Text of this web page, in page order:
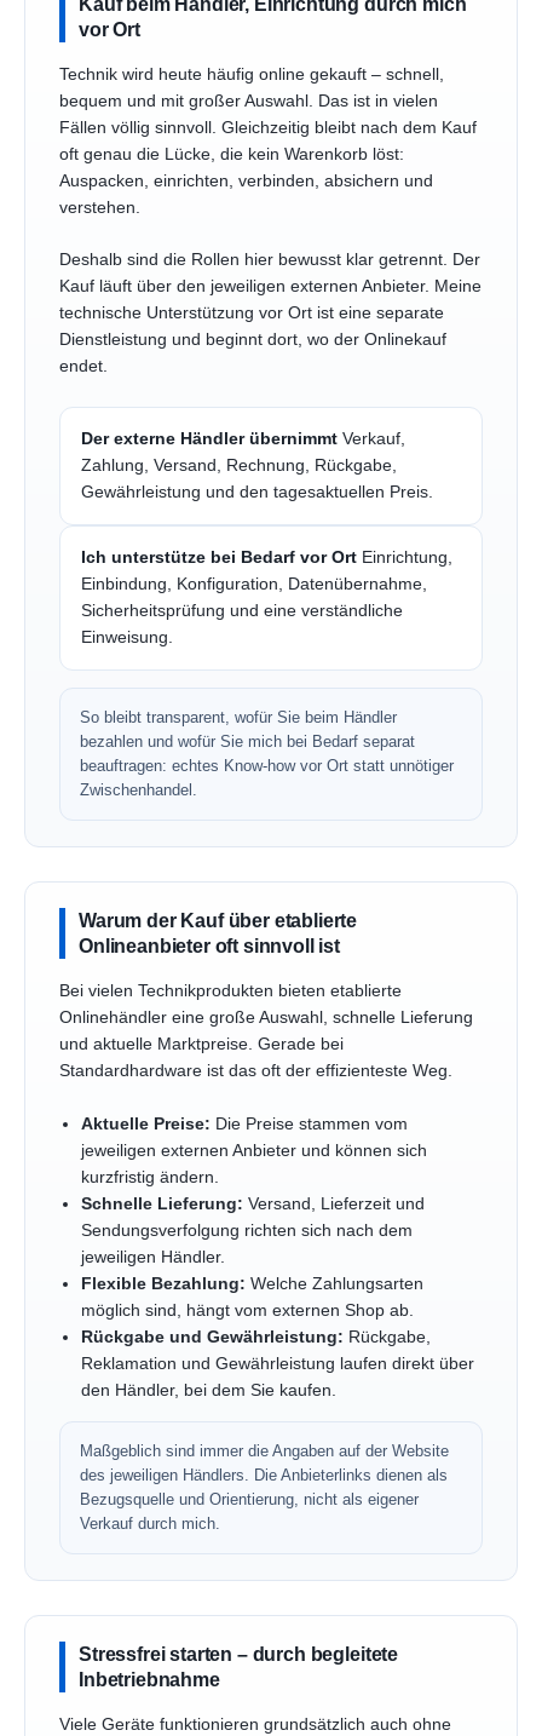
vor Ort
Technik wird heute häufig online gekauft – schnell,
bequem und mit großer Auswahl. Das ist in vielen
Fällen völlig sinnvoll. Gleichzeitig bleibt nach dem Kauf
oft genau die Lücke, die kein Warenkorb löst:
Auspacken, einrichten, verbinden, absichern und
verstehen.
Deshalb sind die Rollen hier bewusst klar getrennt. Der
Kauf läuft über den jeweiligen externen Anbieter. Meine
technische Unterstützung vor Ort ist eine separate
Dienstleistung und beginnt dort, wo der Onlinekauf
endet.
Der externe Händler übernimmt Verkauf,
Zahlung, Versand, Rechnung, Rückgabe,
Gewährleistung und den tagesaktuellen Preis.
Ich unterstütze bei Bedarf vor Ort Einrichtung,
Einbindung, Konfiguration, Datenübernahme,
Sicherheitsprüfung und eine verständliche
Einweisung.
So bleibt transparent, wofür Sie beim Händler
bezahlen und wofür Sie mich bei Bedarf separat
beauftragen: echtes Know-how vor Ort statt unnötiger
Zwischenhandel.
Warum der Kauf über etablierte
Onlineanbieter oft sinnvoll ist
Bei vielen Technikprodukten bieten etablierte
Onlinehändler eine große Auswahl, schnelle Lieferung
und aktuelle Marktpreise. Gerade bei
Standardhardware ist das oft der effizienteste Weg.
Aktuelle Preise: Die Preise stammen vom
jeweiligen externen Anbieter und können sich
kurzfristig ändern.
Schnelle Lieferung: Versand, Lieferzeit und
Sendungsverfolgung richten sich nach dem
jeweiligen Händler.
Flexible Bezahlung: Welche Zahlungsarten
möglich sind, hängt vom externen Shop ab.
Rückgabe und Gewährleistung: Rückgabe,
Reklamation und Gewährleistung laufen direkt über
den Händler, bei dem Sie kaufen.
Maßgeblich sind immer die Angaben auf der Website
des jeweiligen Händlers. Die Anbieterlinks dienen als
Bezugsquelle und Orientierung, nicht als eigener
Verkauf durch mich.
Stressfrei starten – durch begleitete
Inbetriebnahme
Viele Geräte funktionieren grundsätzlich auch ohne